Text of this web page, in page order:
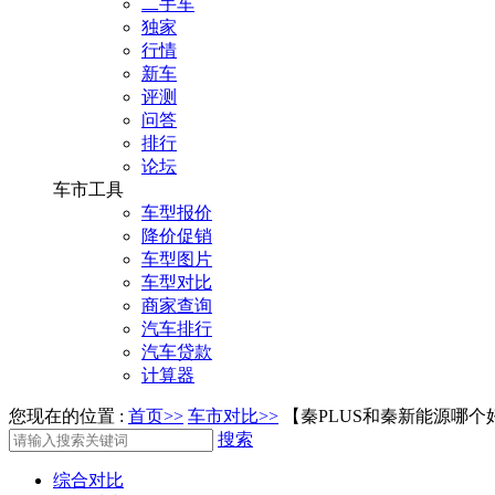
二手车
独家
行情
新车
评测
问答
排行
论坛
车市工具
车型报价
降价促销
车型图片
车型对比
商家查询
汽车排行
汽车贷款
计算器
您现在的位置 : 首页>> 车市对比>>
【秦PLUS和秦新能源哪个
搜索
综合对比